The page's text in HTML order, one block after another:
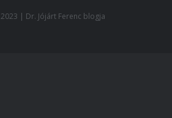
2023 | Dr. Jójárt Ferenc blogja